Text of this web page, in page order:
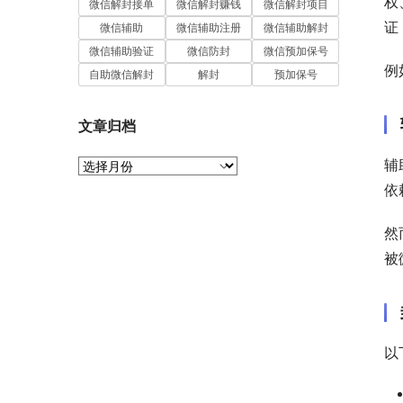
证
例
辅
依
然
被
以
微信解封接单 微信解封赚钱
微信解封项目
微信辅助
微信辅助注册
微信辅助解封
微信辅助验证
微信防封
微信预加保号
自助微信解封
解封 预加保号
文章归档
文